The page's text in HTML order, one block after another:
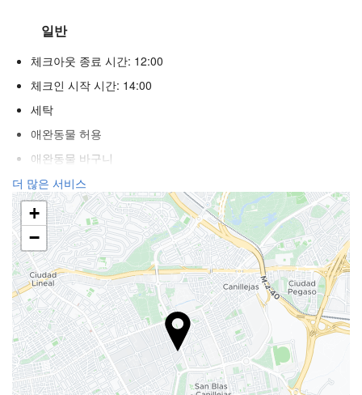
일반
체크아웃 종료 시간: 12:00
체크인 시작 시간: 14:00
세탁
애완동물 허용
애완동물 바구니
에어컨
히터
승강기
장애인
시각 장애우를 위한 환경
불연자객실
전 구역 금연
푸드 & 베버리지
더 많은 서비스
+
−